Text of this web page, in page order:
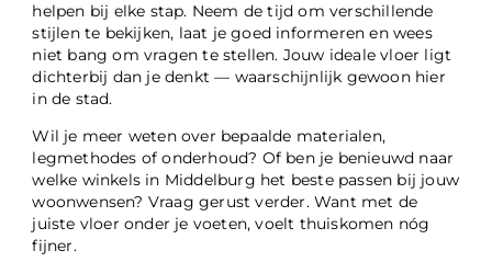
helpen bij elke stap. Neem de tijd om verschillende
stijlen te bekijken, laat je goed informeren en wees
niet bang om vragen te stellen. Jouw ideale vloer ligt
dichterbij dan je denkt — waarschijnlijk gewoon hier
in de stad.
Wil je meer weten over bepaalde materialen,
legmethodes of onderhoud? Of ben je benieuwd naar
welke winkels in Middelburg het beste passen bij jouw
woonwensen? Vraag gerust verder. Want met de
juiste vloer onder je voeten, voelt thuiskomen nóg
fijner.